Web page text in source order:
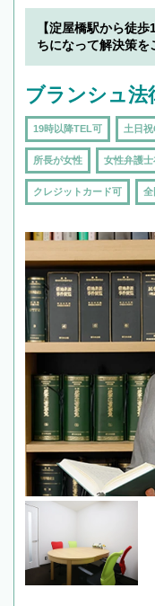
19
【淀屋橋駅から徒
ちになって解決策を
ブランシュ法
19時以降TEL可 土日
所長が女性 女性弁護士
クレジットカード可 全